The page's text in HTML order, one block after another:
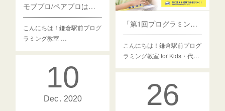
モブプロ/ペアプロは楽しい！
こんにちは！鎌倉駅前プログ
ラミング教室 …
「第1回プログラミング能力検定」の対策講座を行いました
こんにちは！鎌倉駅前プログ
ラミング教室 for Kids・代…
10
Dec 2020 26